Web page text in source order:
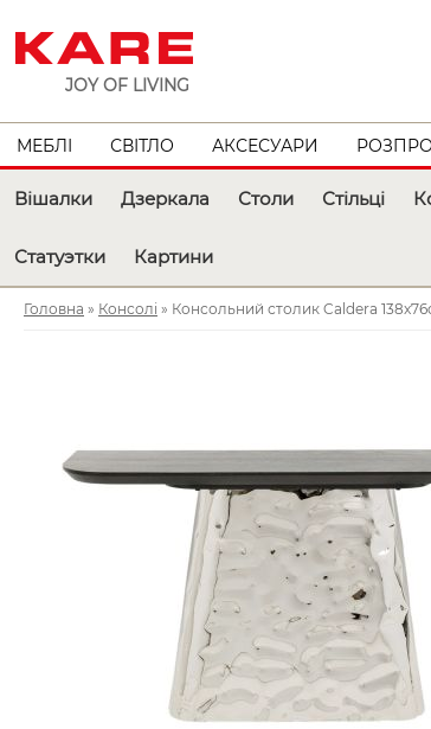
JOY OF LIVING
МЕБЛІ СВІТЛО АКСЕСУАРИ
Вішалки Дзеркала Столи Стільці
Статуэтки Картини
Головна » Консолі » Консольний столик Caldera